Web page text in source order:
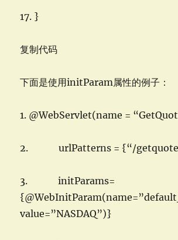
17. }
复制代码
下面是使用initParam属性的例子：
1. @WebServlet(name =
2. urlPatterns = {“/
3. initParams=
value=”NASDAQ”)}